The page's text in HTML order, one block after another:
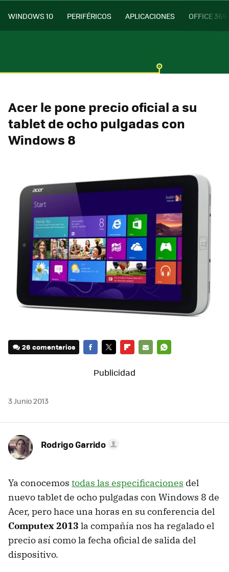
WINDOWS 10 PERIFÉRICOS APLICACIONES OFFICE 365
Acer le pone precio oficial a su
tablet de ocho pulgadas con
Windows 8
26 comentarios
3 Junio 2013
Rodrigo Garrido
Ya conocemos todas las especificaciones del
nuevo tablet de ocho pulgadas con Windows 8 de
Acer, pero hace una horas en su conferencia del
Computex 2013 la compañía nos ha regalado el
precio así como la fecha oficial de salida del
dispositivo.